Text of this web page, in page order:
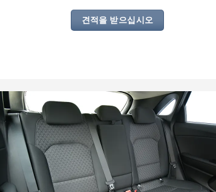
견적을 받으십시오